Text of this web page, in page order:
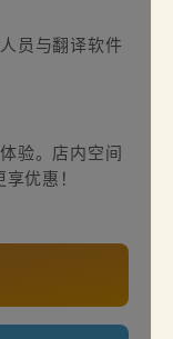
员与翻译软件
验。店内空间
优惠！